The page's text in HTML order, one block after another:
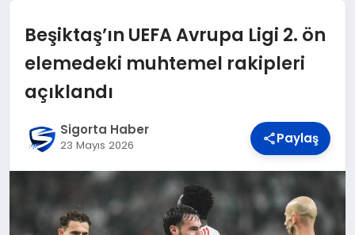
EKONOMI
BILIM VE TEKNOLOJI
OTOMOBIL
Beşiktaş’ın UEFA Avrupa Ligi 2. ön
elemedeki muhtemel rakipleri
açıklandı
Sigorta Haber
23 Mayıs 2026 Paylaş